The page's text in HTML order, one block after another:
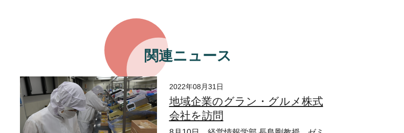
関連ニュース
2022年08月31日
地域企業のグラン・グルメ株式
会社を訪問